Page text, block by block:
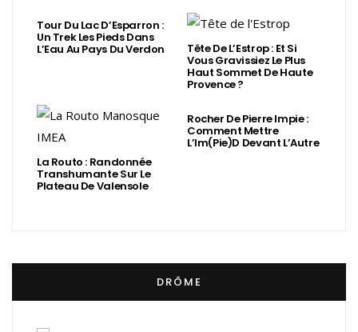
Tour Du Lac D’Esparron :
Un Trek Les Pieds Dans
L’Eau Au Pays Du Verdon Tête De L’Estrop : Et Si
Vous Gravissiez Le Plus
Haut Sommet De Haute
Provence ?
La Routo : Randonnée
Transhumante Sur Le
Plateau De Valensole
Rocher De Pierre Impie :
Comment Mettre
L’Im(Pie)d Devant L’Autre
DRÔME